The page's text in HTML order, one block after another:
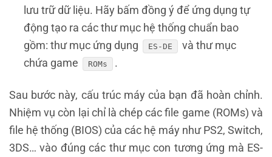
lưu trữ dữ liệu. Hãy bấm đồng ý để ứng dụng tự
động tạo ra các thư mục hệ thống chuẩn bao
gồm: thư mục ứng dụng
ES-DE
và thư mục
chứa game
ROMs .
Sau bước này, cấu trúc máy của bạn đã hoàn chỉnh.
Nhiệm vụ còn lại chỉ là chép các file game (ROMs) và
file hệ thống (BIOS) của các hệ máy như PS2, Switch,
3DS… vào đúng các thư mục con tương ứng mà ES-